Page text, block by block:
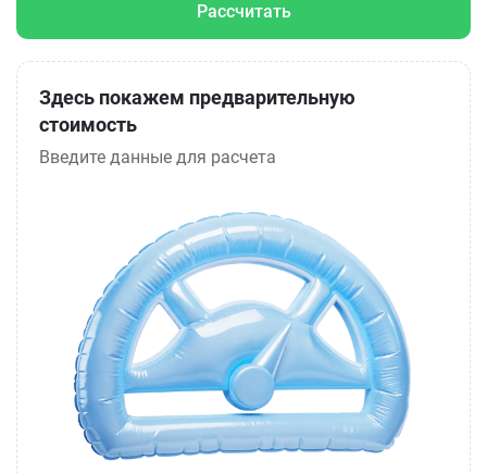
Рассчитать
Здесь покажем предварительную
стоимость
Введите данные для расчета